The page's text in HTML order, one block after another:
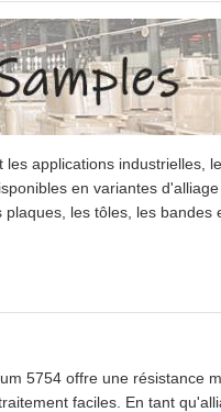
applications industrielles,
en variantes
les tôles, les bandes
5754 offre une résistance
faciles. En tant